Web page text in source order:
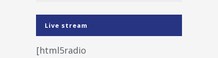
Live stream
[html5radio